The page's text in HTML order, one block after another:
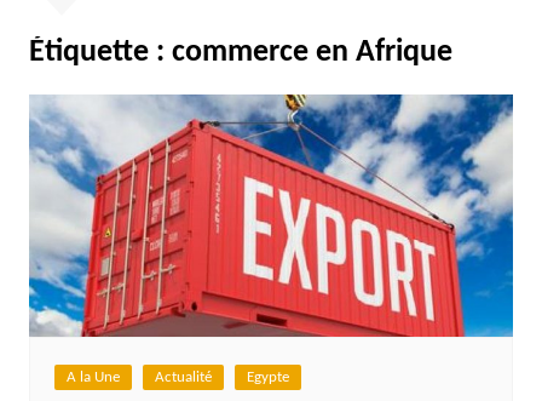
Étiquette : commerce en Afrique
A la Une Actualité Egypte